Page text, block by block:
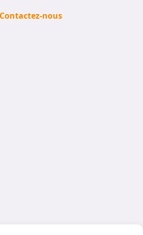
Contactez-nous